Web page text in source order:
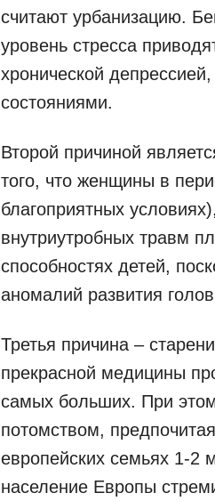
считают урбанизацию.
уровень стресса
хронической
состояниями.
Второй причиной
того, что женщины в
благоприятных
внутриутробных травм
способностях детей,
аномалий развития
Третья причина –
прекрасной медицины
самых больших. При
потомством,
европейских семьях 1-2
население Европы